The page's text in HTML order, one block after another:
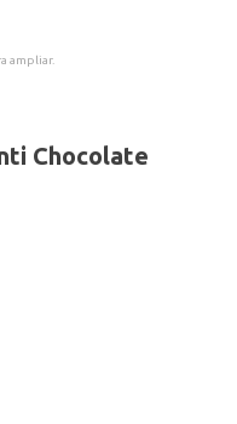
ampliar.
Chocolate